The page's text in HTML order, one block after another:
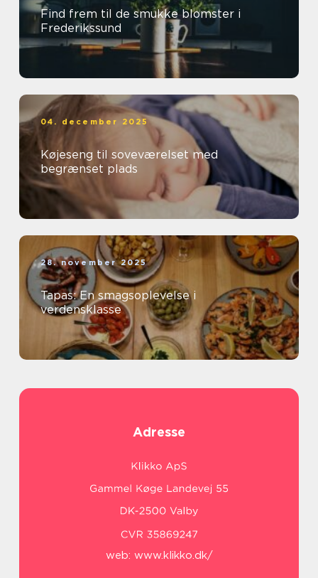
Find frem til de smukke blomster i
Frederikssund
04. december 2025
Køjeseng til soveværelset med
begrænset plads
28. november 2025
Tapas: En smagsoplevelse i
verdensklasse
Adresse
web: www.klikko.dk/